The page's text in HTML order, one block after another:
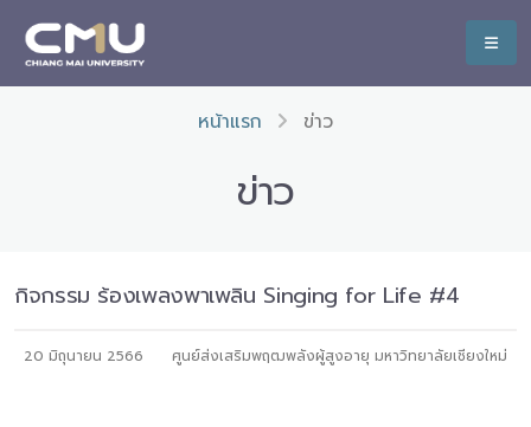
หน้าแรก ข่าว
ข่าว
กิจกรรม ร้องเพลงพาเพลิน Singing for Life #4
20 มิถุนายน 2566 ศูนย์ส่งเสริมพฤฒพลังผู้สูงอายุ มหาวิทยาลัยเชียงใหม่